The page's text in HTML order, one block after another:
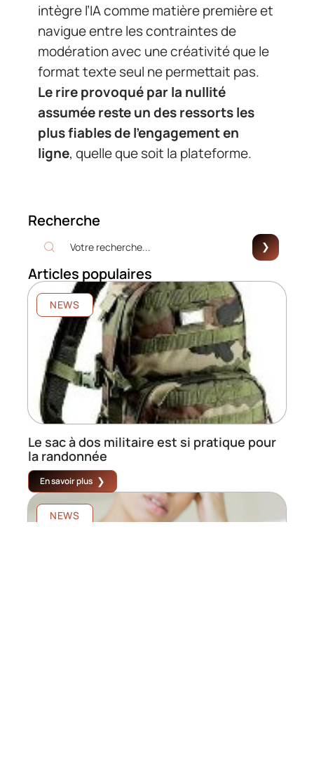
intègre l’IA comme matière première et
navigue entre les contraintes de
modération avec une créativité que le
format texte seul ne permettait pas.
Le rire provoqué par la nullité
assumée reste un des ressorts les
plus fiables de l’engagement en
ligne, quelle que soit la plateforme.
Recherche
Articles populaires
NEWS
Le sac à dos militaire est si pratique pour
la randonnée
En savoir plus
NEWS